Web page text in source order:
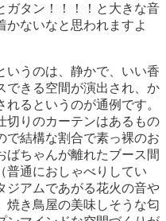
ガタン！！！！と大きな音
かないなと思われますよ
いうのは、静かで、いい香
できる空間が演出され、か
るというのが通例です。
切りのカーテンはあるもの
で結構な割合で素っ裸のお
ばちゃんが離れたブース間
普通におしゃべりしてい
ジアムであがる花火の音や
焼き鳥屋の美味しそうな匂